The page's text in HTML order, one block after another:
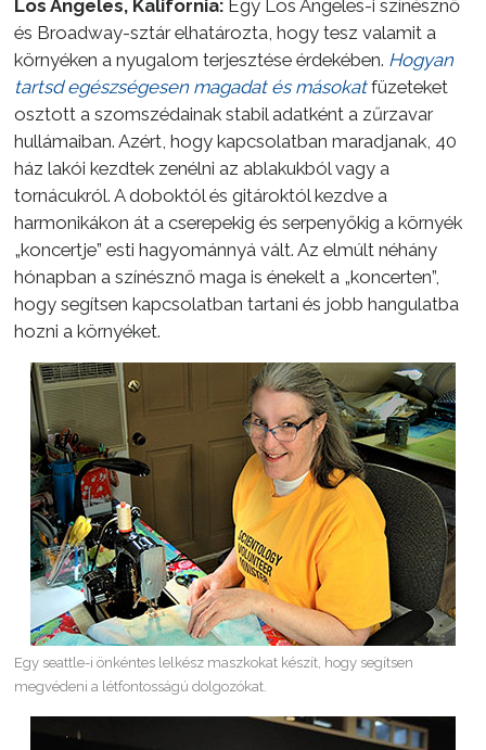
Los Angeles, Kalifornia: Egy Los Angeles-i színésznő
és Broadway-sztár elhatározta, hogy tesz valamit a
környéken a nyugalom terjesztése érdekében. Hogyan
tartsd egészségesen magadat és másokatfüzeteket
osztott a szomszédainak stabil adatként a zűrzavar
hullámaiban. Azért, hogy kapcsolatban maradjanak, 40
ház lakói kezdtek zenélni az ablakukból vagy a
tornácukról. A doboktól és gitároktól kezdve a
harmonikákon át a cserepekig és serpenyőkig a környék
„koncertje” esti hagyománnyá vált. Az elmúlt néhány
hónapban a színésznő maga is énekelt a „koncerten”,
hogy segítsen kapcsolatban tartani és jobb hangulatba
hozni a környéket.
Egy seattle-i önkéntes lelkész maszkokat készít, hogy segítsen
megvédeni a létfontosságú dolgozókat.